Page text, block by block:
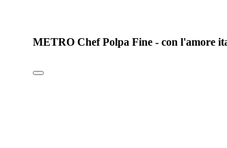
METRO Chef Polpa Fine - con l'amore